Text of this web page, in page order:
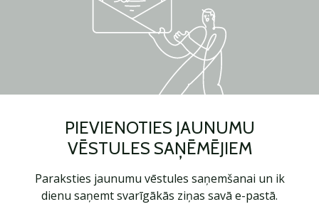
PIEVIENOTIES JAUNUMU
VĒSTULES SAŅĒMĒJIEM
Paraksties jaunumu vēstules saņemšanai un ik
dienu saņemt svarīgākās ziņas savā e-pastā.